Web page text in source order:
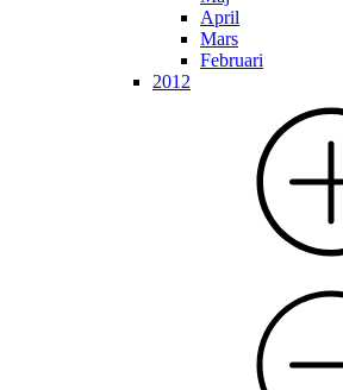
April
Mars
Februari
2012